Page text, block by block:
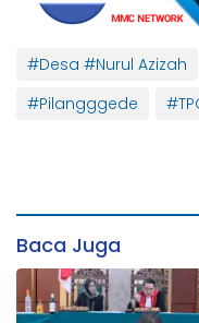
#Desa #Nurul Azizah
#Pilangggede
Baca Juga